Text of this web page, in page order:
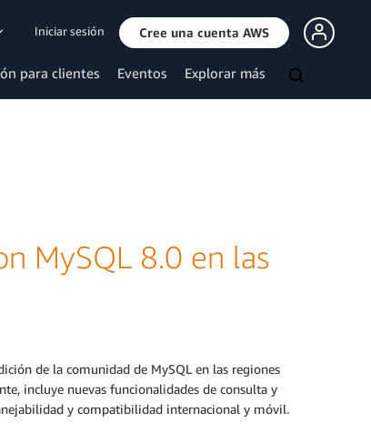
Iniciar sesión Cree una cuenta AWS
para clientes Eventos Explorar más
MySQL 8.0 en las
de la comunidad de MySQL en las regiones
incluye nuevas funcionalidades de consulta y
y compatibilidad internacional y móvil.